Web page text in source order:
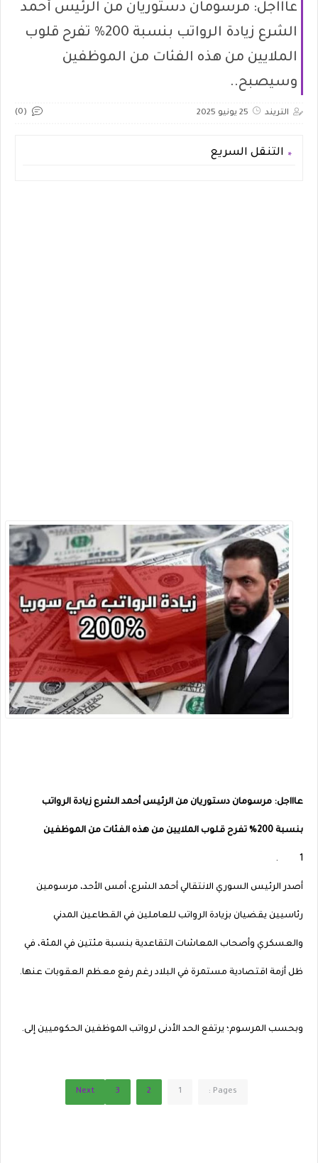
عاااجل: مرسومان دستوريان من الرئيس أحمد
الشرع زيادة الرواتب بنسبة 200% تفرح قلوب
الملايين من هذه الفئات من الموظفين
وسيصبح..
التريند 25 يونيو 2025 (0)
التنقل السريع
عاااجل: مرسومان دستوريان من الرئيس أحمد الشرع زيادة الرواتب
بنسبة 200% تفرح قلوب الملايين من هذه الفئات من الموظفين
1 .
أصدر الرئيس السوري الانتقالي أحمد الشرع، أمس الأحد، مرسومين
رئاسيين يقضيان بزيادة الرواتب للعاملين في القطاعين المدني
والعسكري وأصحاب المعاشات التقاعدية بنسبة مئتين في المئة، في
ظل أزمة اقتصادية مستمرة في البلاد رغم رفع معظم العقوبات عنها.
وبحسب المرسوم؛ يرتفع الحد الأدنى لرواتب الموظفين الحكوميين إلى.
Pages :
1
2
3
Next